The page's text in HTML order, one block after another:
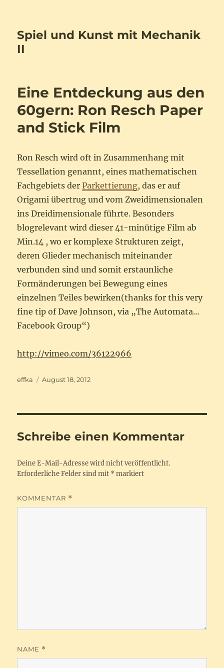
Spiel und Kunst mit Mechanik
II
Eine Entdeckung aus den
60gern: Ron Resch Paper
and Stick Film
Ron Resch wird oft in Zusammenhang mit
Tessellation genannt, eines mathematischen
Fachgebiets derParkettierung, das er auf
Origami übertrug und vom Zweidimensionalen
ins Dreidimensionale führte. Besonders
blogrelevant wird dieser 41-minütige Film ab
Min.14 , wo er komplexe Strukturen zeigt,
deren Glieder mechanisch miteinander
verbunden sind und somit erstaunliche
Formänderungen bei Bewegung eines
einzelnen Teiles bewirken(thanks for this very
fine tip of Dave Johnson, via „The Automata…
Facebook Group“)
http://vimeo.com/36122966
Autor
effka
Veröffentlicht
August 18, 2012
Schreibe einen Kommentar
Deine E-Mail-Adresse wird nicht veröffentlicht.
Erforderliche Felder sind mit * markiert
KOMMENTAR *
NAME *